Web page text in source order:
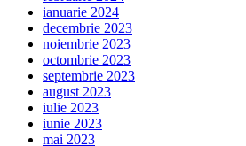
ianuarie 2024
decembrie 2023
noiembrie 2023
octombrie 2023
septembrie 2023
august 2023
iulie 2023
iunie 2023
mai 2023